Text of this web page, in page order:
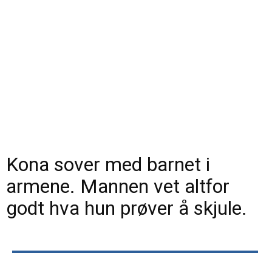
Kona sover med barnet i
armene. Mannen vet altfor
godt hva hun prøver å skjule.